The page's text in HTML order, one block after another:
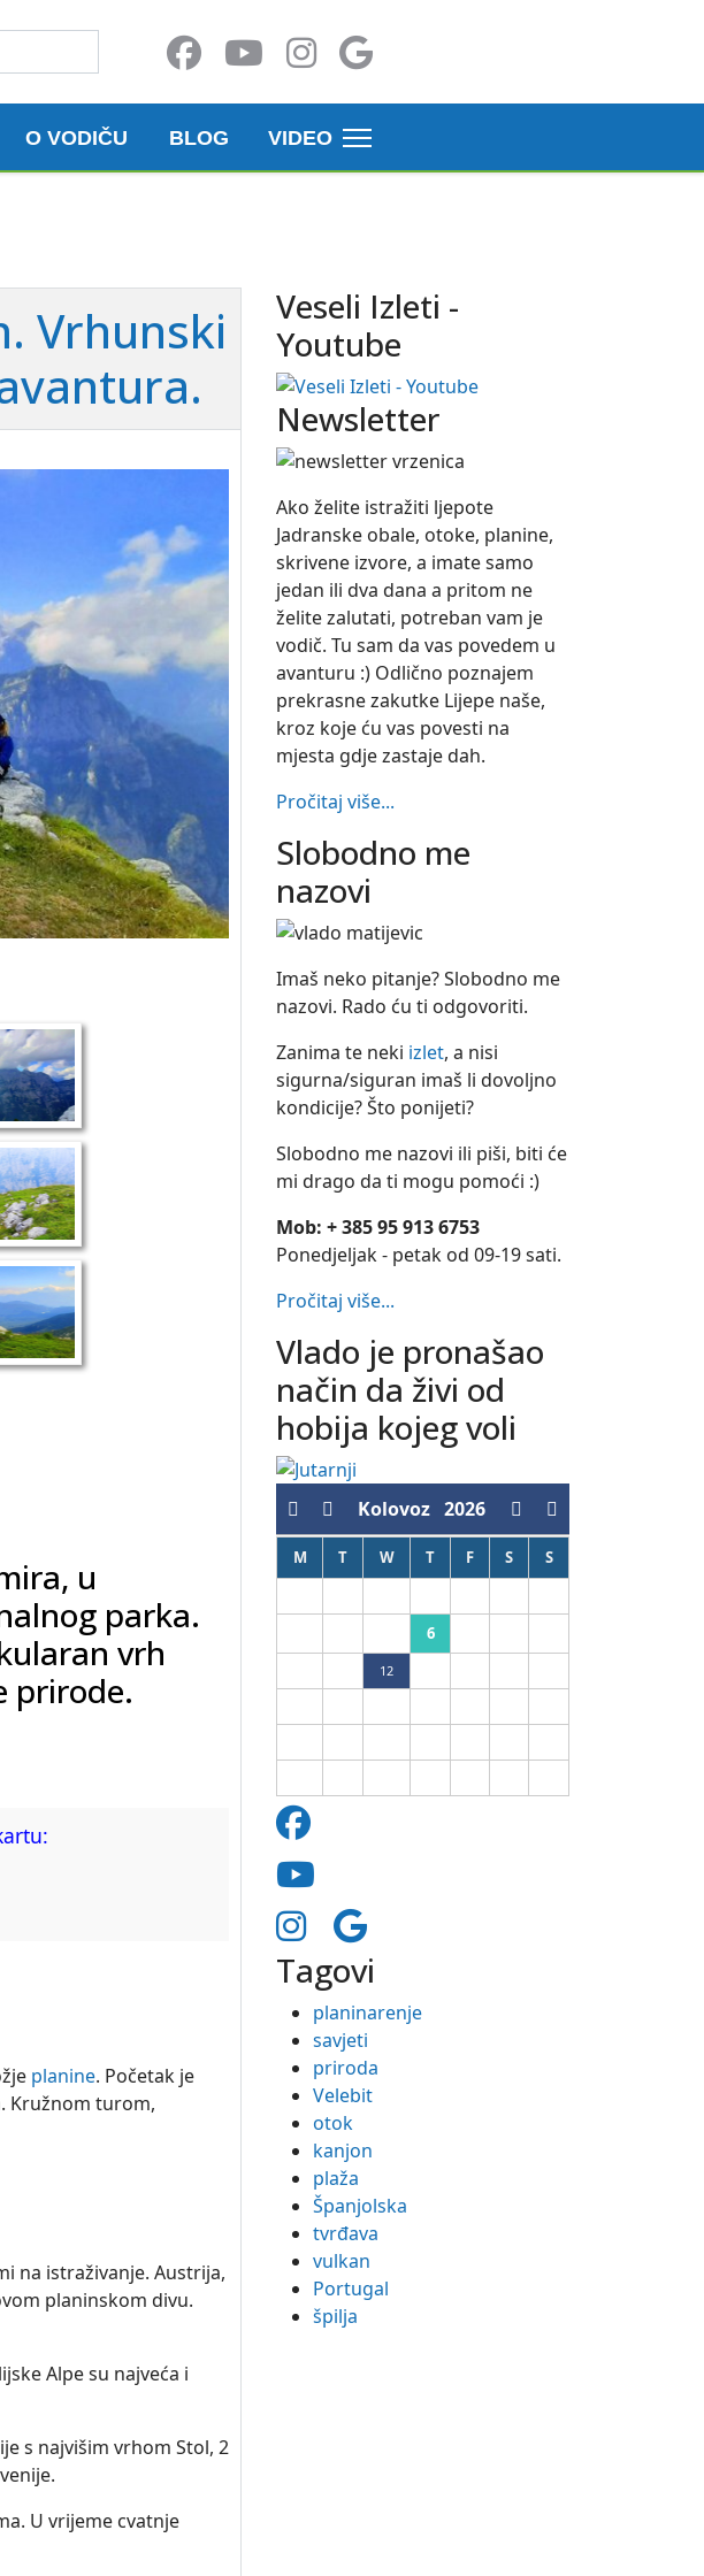
O VODIČU BLOG VIDEO
Vrhunski
u
parka.
vrh
prirode.
planine. Početak je
Kružnom turom,
na istraživanje. Austrija,
planinskom divu.
Alpe su najveća i
s najvišim vrhom Stol, 2
U vrijeme cvatnje
Veseli Izleti -
Youtube
Newsletter
Ako želite istražiti ljepote
Jadranske obale, otoke, planine,
skrivene izvore, a imate samo
jedan ili dva dana a pritom ne
želite zalutati, potreban vam je
vodič. Tu sam da vas povedem u
avanturu :) Odlično poznajem
prekrasne zakutke Lijepe naše,
kroz koje ću vas povesti na
mjesta gdje zastaje dah.
Pročitaj više...
Slobodno me
nazovi
Imaš neko pitanje? Slobodno me
nazovi. Rado ću ti odgovoriti.
Zanima te neki izlet, a nisi
sigurna/siguran imaš li dovoljno
kondicije? Što ponijeti?
Slobodno me nazovi ili piši, biti će
mi drago da ti mogu pomoći :)
Mob: + 385 95 913 6753
Ponedjeljak - petak od 09-19 sati.
Pročitaj više...
Vlado je pronašao
način da živi od
hobija kojeg voli
Kolovoz 2026
M T W T F S S
6
12
Tagovi
planinarenje
savjeti
priroda
Velebit
otok
kanjon
plaža
Španjolska
tvrđava
vulkan
Portugal
špilja